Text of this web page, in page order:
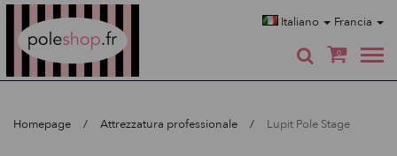
Italiano Francia
0
Homepage Attrezzatura professionale Lupit Pole Stage